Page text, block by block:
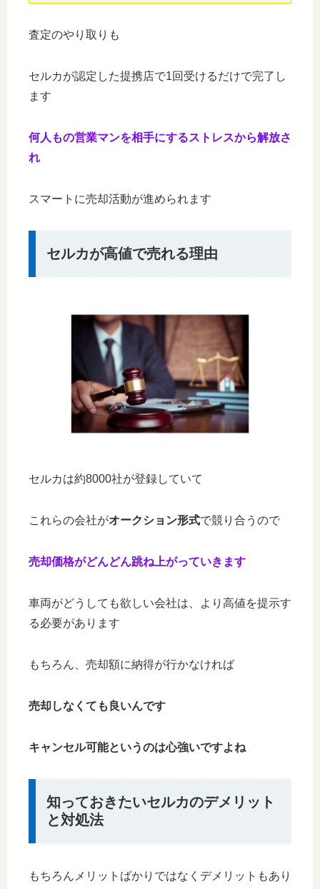
査定のやり取りも
セルカが認定した提携店で1回受けるだけで完了し
ます
何人もの営業マンを相手にするストレスから解放さ
れ
スマートに売却活動が進められます
セルカが高値で売れる理由
セルカは約8000社が登録していて
これらの会社がオークション形式で競り合うので
売却価格がどんどん跳ね上がっていきます
車両がどうしても欲しい会社は、より高値を提示す
る必要があります
もちろん、売却額に納得が行かなければ
売却しなくても良いんです
キャンセル可能というのは心強いですよね
知っておきたいセルカのデメリット
と対処法
もちろんメリットばかりではなくデメリットもあり